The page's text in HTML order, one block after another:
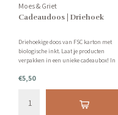
Moes & Griet
Cadeaudoos | Driehoek
Driehoekige doos van FSC karton met
biologische inkt. Laat je producten
verpakken in een unieke cadeaubox! In
homesprays/2 handzepen/meerdere
kaarsen of meerdere mists.
€5,50